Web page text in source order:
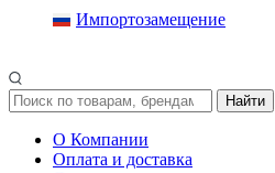
Импортозамещение
Найти
О Компании
Оплата и доставка